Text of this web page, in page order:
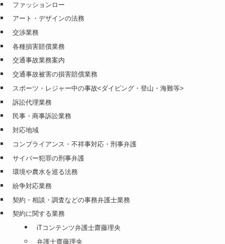
ファッションロー
アート・デザインの法務
交渉業務
各種損害賠償業務
交通事故業務案内
交通事故被害の損害賠償業務
スポーツ・レジャー中の事故<ダイビング・登山・海難等>
訴訟代理業務
民事・商事訴訟業務
対応地域
コンプライアンス・不祥事対応・刑事弁護
サイバー犯罪の刑事弁護
環境や農水を巡る法務
紛争対応業務
契約・相談・調査などの事務弁護士業務
契約に関する業務
iTコンテンツ弁護士齋藤理央
弁護士齋藤理央